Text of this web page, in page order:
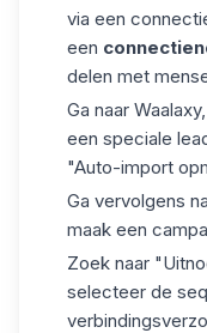
via een
een
delen met
Ga naar
een speciale
"Auto-import
Ga vervolgens
maak een
Zoek naar
selecteer de